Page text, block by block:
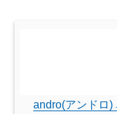
andro(アンドロ)